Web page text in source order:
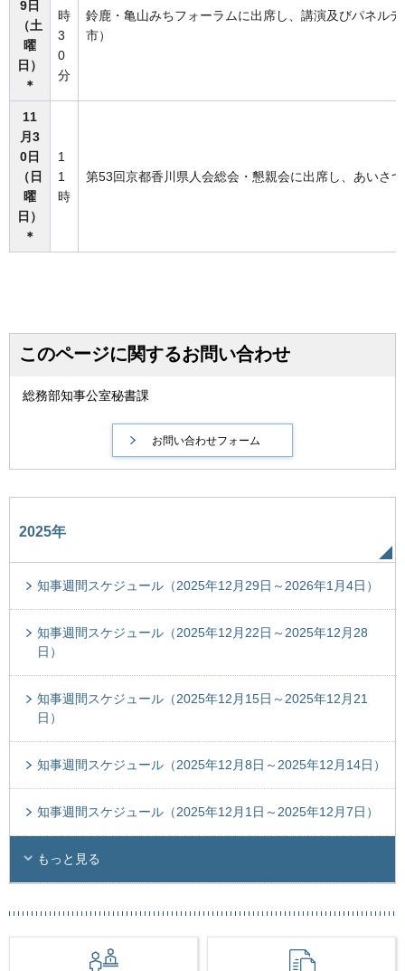
9日
（土
曜
日）
＊
時
3
0
分
鈴鹿・亀山みちフォーラムに出席し、講演及びパネル
市）
11
月3
0日
（日
曜
日）
＊
1
1
時
第53回京都香川県人会総会・懇親会に出席し、あいさ
このページに関するお問い合わせ
総務部知事公室秘書課
2025年
知事週間スケジュール（2025年12月29日～2026年1月4日）
知事週間スケジュール（2025年12月22日～2025年12月28
日）
知事週間スケジュール（2025年12月15日～2025年12月21
日）
知事週間スケジュール（2025年12月8日～2025年12月14日）
知事週間スケジュール（2025年12月1日～2025年12月7日）
もっと見る